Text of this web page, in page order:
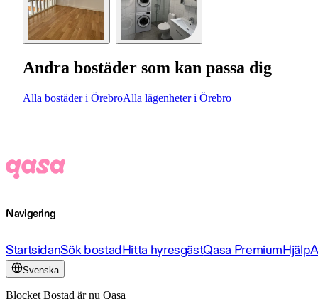
Andra bostäder som kan passa dig
Alla bostäder i ÖrebroAlla lägenheter i Örebro
Navigering
StartsidanSök bostadHitta hyresgästQasa PremiumHjälp
Svenska
Blocket Bostad är nu Qasa